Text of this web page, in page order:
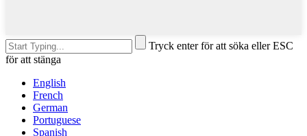
Tryck enter för att söka eller ESC
för att stänga
English
French
German
Portuguese
Spanish